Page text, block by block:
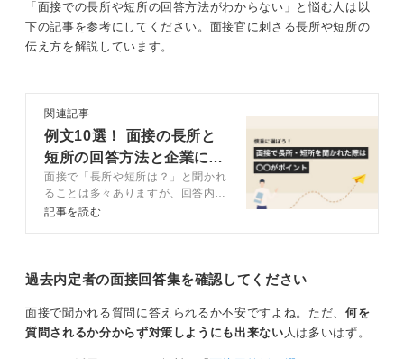
そのうえで、「現在は行動する前に、必ず自分なりの判
断基準やチェックリストを作成し、それに沿って動くよ
加の目的や質問事項をリストアップしてからエントリー
するようにした結果、面談で自分の強みを的確に伝えら
れるようになりました」と成果を伝えることができれ
ば、短所が成長の種であることを印象づけられます。
改善策や成長エピソードを添えることで、前向きな
最後に、「思い立ったらすぐ行動に移せる機動性は自分
で、機動力をマイナスにしないよう調整しています」と
まとめましょう。
「面接での長所や短所の回答方法がわからない」と悩む人は以
下の記事を参考にしてください。面接官に刺さる長所や短所の
伝え方を解説しています。
関連記事
例文10選！ 面接の長所と
短所の回答方法と企業に刺
さる伝え方を解説
面接で「長所や短所は？」と聞かれ
ることは多々ありますが、回答内容
や言葉の選び方に迷っている人もい
記事では採用経験のあるキャリアコ
ンサルタントと一緒に面接での長
所・短所の回答方法やコツを解説し
記事を読む
過去内定者の面接回答集を確認してください
面接で聞かれる質問に答えられるか不安ですよね。ただ、 何を
質問されるか分からず対策しようにも出来ない 人は多いはず。